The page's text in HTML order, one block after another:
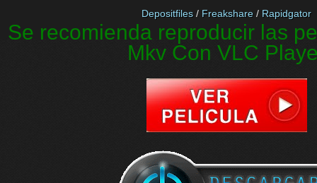
Depositfiles / Freakshare / Rapidgator
Se recomienda reproducir las
Mkv Con VLC